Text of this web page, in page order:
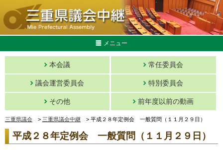
メニュー
本会議 常任委員会
議会運営委員会 特別委員会
その他 前年度以前の動画
三重県議会 > 三重県議会中継 > 平成２８年定例会 一般質問（１１月２９日）
平成２８年定例会 一般質問（１１月２９日）